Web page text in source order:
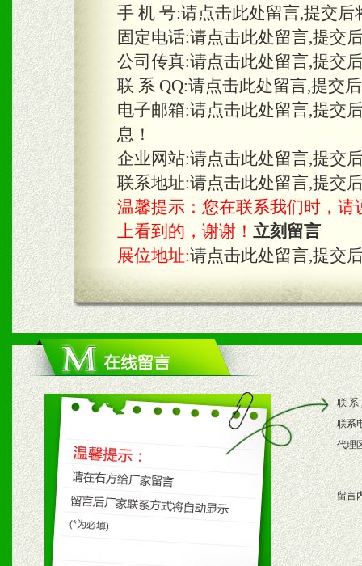
手 机 号:请点击此处留言,提交
固定电话:请点击此处留言,提交
公司传真:请点击此处留言,提交
联 系 QQ:请点击此处留言,提交
电子邮箱:请点击此处留言,提交
息！
企业网站:请点击此处留言,提交
联系地址:请点击此处留言,提交
温馨提示：您在联系我们时，请
上看到的，谢谢！ 立刻留言
展位地址:请点击此处留言,提交
联 系
联系
代理
留言